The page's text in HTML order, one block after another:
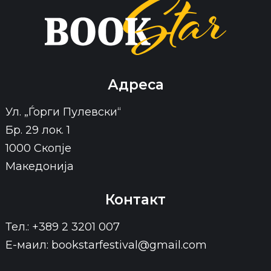
Адреса
Ул. „Ѓорги Пулевски“
Бр. 29 лок. 1
1000 Скопје
Македонија
Контакт
Тел.: +389 2 3201 007
Е-маил: bookstarfestival@gmail.com